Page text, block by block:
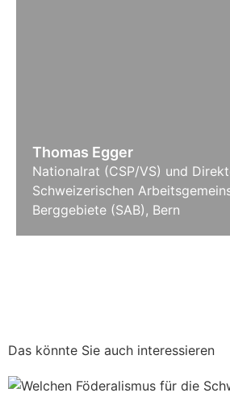
Thomas Egger
Nationalrat (CSP/VS) und
Schweizerischen
Berggebiete (SAB), Bern
Das könnte Sie auch interessieren